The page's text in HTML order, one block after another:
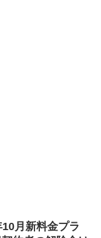
月新料金プラ